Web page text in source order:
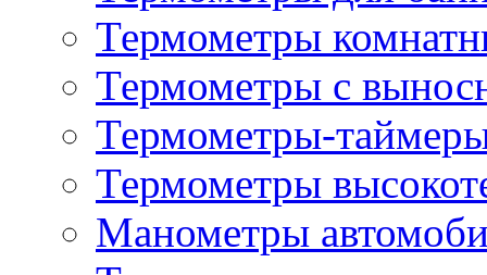
Термометры
Термометры с
Термометры-
Термометры
Манометры